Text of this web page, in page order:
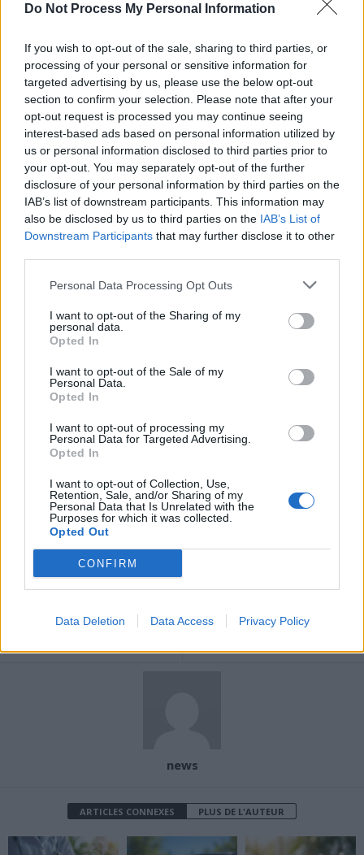
Do Not Process My Personal Information
If you wish to opt-out of the sale, sharing to third parties, or
processing of your personal or sensitive information for
targeted advertising by us, please use the below opt-out
section to confirm your selection. Please note that after your
opt-out request is processed you may continue seeing
interest-based ads based on personal information utilized by
us or personal information disclosed to third parties prior to
your opt-out. You may separately opt-out of the further
disclosure of your personal information by third parties on the
IAB’s list of downstream participants. This information may
also be disclosed by us to third parties on the IAB’s List of
Downstream Participants that may further disclose it to other
Personal Data Processing Opt Outs
I want to opt-out of the Sharing of my
personal data.
Opted In
I want to opt-out of the Sale of my
Personal Data.
Opted In
I want to opt-out of processing my
Personal Data for Targeted Advertising.
Opted In
I want to opt-out of Collection, Use,
Retention, Sale, and/or Sharing of my
Personal Data that Is Unrelated with the
Purposes for which it was collected.
Opted Out
CONFIRM
Data Deletion Data Access Privacy Policy
matériaux comme le verre, l’inox ou la céramique supportent mieux
Utiliser le lave-vaisselle uniquement pour le verre, la
céramique et l’inox, et laver le plastique à la main si possible.
Ne faire passer au lave-vaisselle que les plastiques
compatibles, en les plaçant dans le panier supérieur et en
choisissant des programmes modérés.
Éviter complètement les plastiques à usage unique (pots de
yaourt, gobelets, barquettes fines) et ne pas les réutiliser pour
stocker des aliments.
Remplacer rapidement les boîtes en plastique abîmées ou
rayées par des contenants en verre.
Installer des filtres à microplastiques dans certains lave-
vaisselle ou opter pour des modèles plus résistants, proposés
Il faut aussi prendre en compte que la majorité de notre exposition
intérieur ou des emballages. Cependant, en ajustant nos habitudes
domestiques, notamment lors du lavage, nous pouvons réduire
personnes à risque cardiovasculaire.
Article précédent
Révolutionnez vos matins :
de journée énergisant
éviter le drame et
news
ARTICLES CONNEXES PLUS DE L'AUTEUR